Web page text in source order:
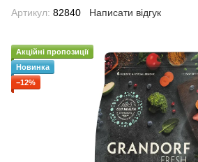
Артикул: 82840 Написати відгук
Акційні пропозиції
Новинка
−12%